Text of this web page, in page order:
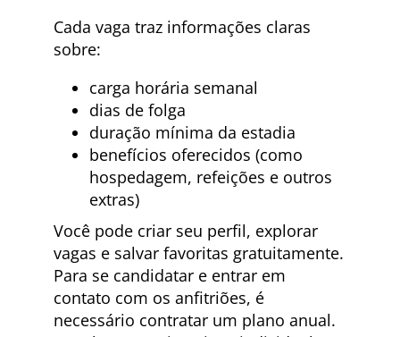
Cada vaga traz informações claras
sobre:
carga horária semanal
dias de folga
duração mínima da estadia
benefícios oferecidos (como
hospedagem, refeições e outros
extras)
Você pode criar seu perfil, explorar
vagas e salvar favoritas gratuitamente.
Para se candidatar e entrar em
contato com os anfitriões, é
necessário contratar um plano anual.